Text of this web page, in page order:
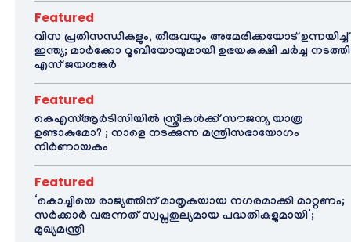
Featured
വിസ പ്രതിസന്ധികളും, തീരുവയും അമേരിക്കയോട് ഉന്നയിച്ച്
ഇന്ത്യ; മാർക്കോ റൂബിയോയുമായി ഉഭയകക്ഷി ചർച്ച നടത്തി
എസ് ജയശങ്കർ
Featured
കെഎസ്ആർടിസിയിൽ സ്ത്രീകൾക്ക് സൗജന്യ യാത്ര
ഉണ്ടാകുമോ? ; നാളെ നടക്കുന്ന മന്ത്രിസഭായോഗം
നിർണായകം
Featured
‘കൊച്ചിയെ രാജ്യത്തിന് മാതൃകയായ നഗരമാക്കി മാറ്റണം;
സർക്കാർ വരുന്നത് സ്വപ്നതുല്യമായ പദ്ധതികളുമായി’;
മുഖ്യമന്ത്രി